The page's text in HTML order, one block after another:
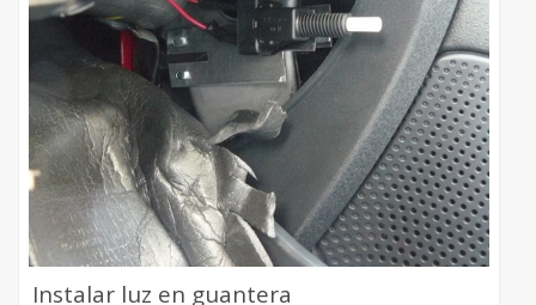
Instalar luz en guantera